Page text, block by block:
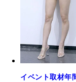
イベント取材年